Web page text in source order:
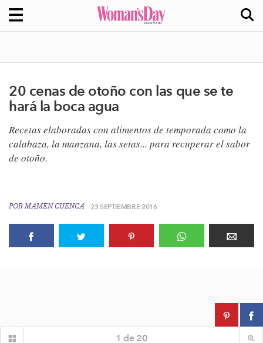
20 cenas de otoño con las que se te
hará la boca agua
Recetas elaboradas con alimentos de temporada como la
calabaza, la manzana, las setas... para recuperar el sabor
de otoño.
POR MAMEN CUENCA 23 SEPTIEMBRE 2016
1 de 20